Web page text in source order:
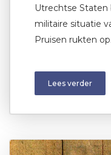
Utrechtse
militaire situatie
Pruisen rukten
Lees verder